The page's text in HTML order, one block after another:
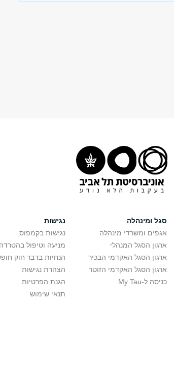
סגל ומינהלה
אגפים ומשרדי מינהלה
ארגון הסגל המנהלי
ארגון הסגל האקדמי הבכיר
ארגון הסגל האקדמי הזוטר
כניסה ל-My Tau
נגישות
נגישות בקמפוס
מניעה וטיפול
הנחיות בדבר חוק
הצהרת נגישות
הגנת הפרטיות
תנאי שימוש